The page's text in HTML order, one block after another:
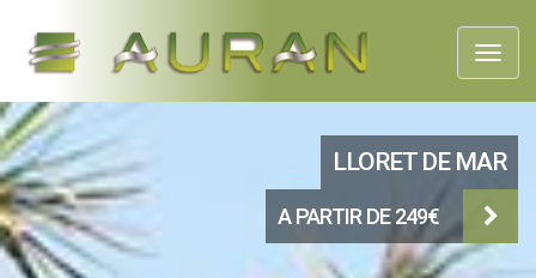
LLORET DE MAR
A PARTIR DE 249€